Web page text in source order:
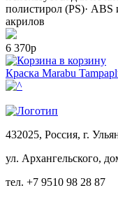
полистирол (PS)· ABS
акрилов
6 370р
в корзину
Краска Marabu
432025, Россия, г.
ул. Архангельского,
тел. +7 9510 98 28 87